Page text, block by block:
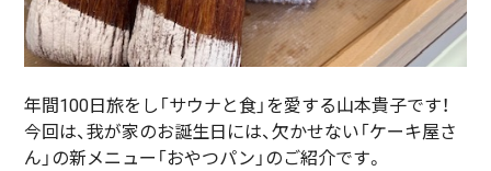
年間100日旅をし「サウナと食」を愛する山本貴子です！
今回は、我が家のお誕生日には、欠かせない「ケーキ屋さ
ん」の新メニュー「おやつパン」のご紹介です。